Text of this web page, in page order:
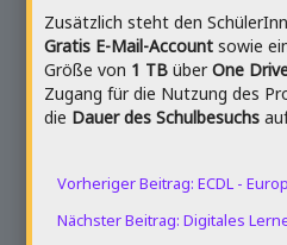
Zusätzlich steht den
Gratis E-Mail-Account sowie
Größe von 1 TB überOne
Zugang für die Nutzung des
die Dauer des Schulbesuchs
Vorheriger Beitrag: ECDL -
Nächster Beitrag: Digitales